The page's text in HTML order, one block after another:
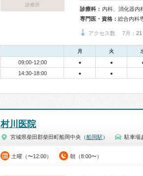
診療所
診療科： 内科、消化器内
専門医・資格： 総合内科
アクセス数 7月： 21
月 火
09:00-12:00 ● ●
14:30-18:00 ● ●
村川医院
宮城県柴田郡柴田町船岡中央（船岡駅 ） 駐車場
土曜（〜12:00） 朝（8:00〜）